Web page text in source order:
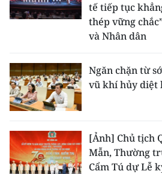
tế tiếp tục
thép vững
và Nhân dân
Ngăn chặn từ
vũ khí hủy diệt
[Ảnh] Chủ tịch
Mẫn, Thường
Cẩm Tú dự Lễ